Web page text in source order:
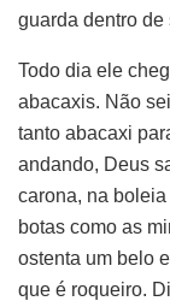
guarda dentro
Todo dia ele
abacaxis. Não
tanto abacaxi
andando, Deus
carona, na
botas como as
ostenta um belo
que é roqueiro.